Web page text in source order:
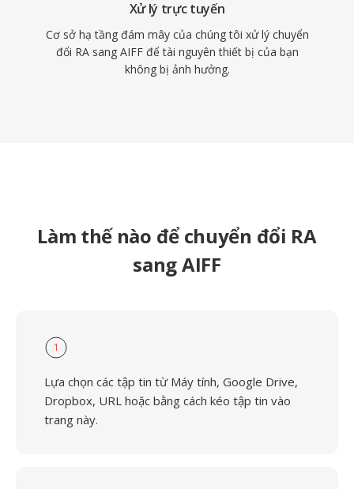
Xử lý trực tuyến
Cơ sở hạ tầng đám mây của chúng tôi xử lý chuyển
đổi RA sang AIFF để tài nguyên thiết bị của bạn
không bị ảnh hưởng.
Làm thế nào để chuyển đổi RA
sang AIFF
1
Lựa chọn các tập tin từ Máy tính, Google Drive,
Dropbox, URL hoặc bằng cách kéo tập tin vào
trang này.